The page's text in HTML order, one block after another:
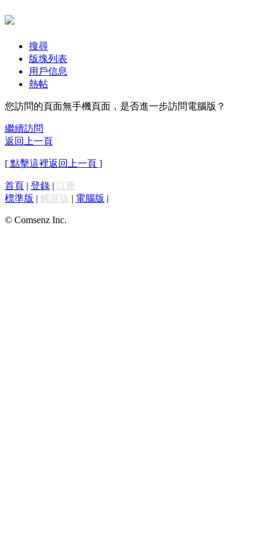
搜尋
版塊列表
用戶信息
熱帖
您訪問的頁面無手機頁面，是否進一步訪問電腦版？
繼續訪問
返回上一頁
[ 點擊這裡返回上一頁 ]
首頁 | 登錄 | 註冊
標準版 | 觸屏版 | 電腦版 |
© Comsenz Inc.